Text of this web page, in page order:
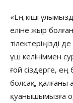
«Ең кіші
еліне жыр болған
тілектеріңізді
үш келініммен
ғой сіздерге, ең
болсақ, қалғаны
қуанышымызға